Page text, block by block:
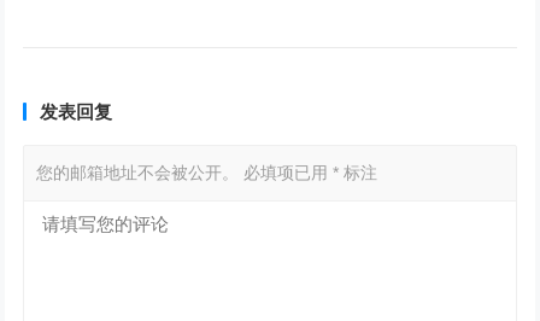
发表回复
您的邮箱地址不会被公开。 必填项已用* 标注